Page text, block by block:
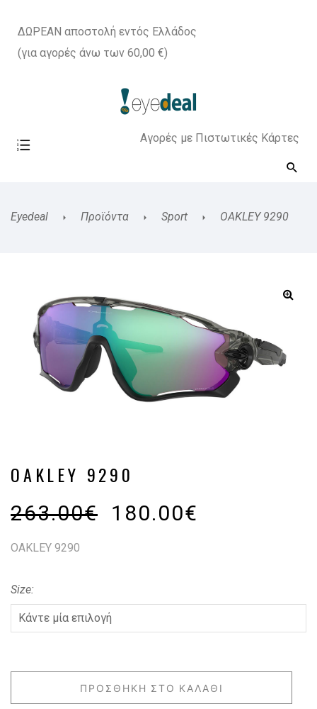
ΔΩΡΕΑΝ αποστολή εντός Ελλάδος
(για αγορές άνω των 60,00 €)
Αγορές με Πιστωτικές Κάρτες
Eyedeal Προϊόντα Sport OAKLEY 9290
OAKLEY 9290
263.00€ 180.00€
OAKLEY 9290
Size
ΠΡΟΣΘΉΚΗ ΣΤΟ ΚΑΛΆΘΙ